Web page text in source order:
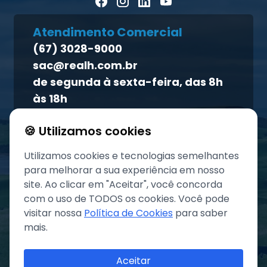
Direito dos titulares
Política de qualidade
Atendimento ao titular
Canal de ética
Blog Pecuária Forte
Homeopet
Atendimento Comercial
(67) 3028-9000
sac@realh.com.br
de segunda à sexta-feira, das 8h
às 18h
Grupo REAL. Todos os direitos reservados.
🍪 Utilizamos cookies
Utilizamos cookies e tecnologias semelhantes
para melhorar a sua experiência em nosso
site. Ao clicar em "Aceitar", você concorda
com o uso de TODOS os cookies. Você pode
visitar nossa Política de Cookies para saber
mais.
Aceitar